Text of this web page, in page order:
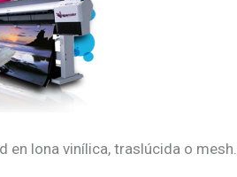
en lona vinílica, traslúcida o mesh.